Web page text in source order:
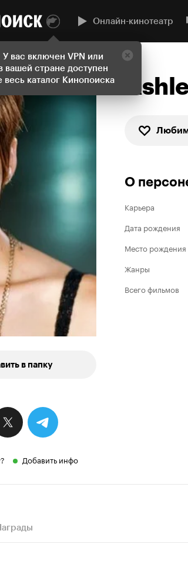
У вас включен VPN или
вашей стране доступен
весь каталог Кинопоиска
Онлайн-кинотеатр
в папку
Добавить инфо
О
Карьера
Дата рождения
Место рождения
Жанры
Всего фильмов